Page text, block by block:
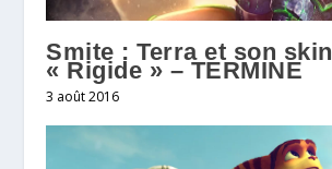
Smite : Terra et son skin
« Rigide » – TERMINE
3 août 2016